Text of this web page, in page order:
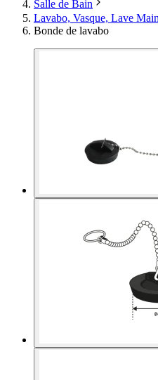
Salle de Bain
Lavabo, Vasque, Lave
Bonde de lavabo